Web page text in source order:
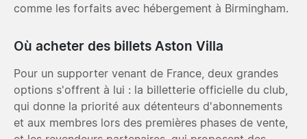
comme les forfaits avec hébergement à Birmingham.
Où acheter des billets Aston Villa
Pour un supporter venant de France, deux grandes
options s'offrent à lui : la billetterie officielle du club,
qui donne la priorité aux détenteurs d'abonnements
et aux membres lors des premières phases de vente,